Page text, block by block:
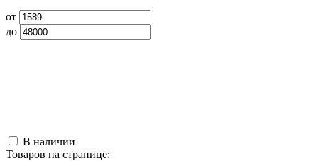
от
до
В наличии
Товаров на странице: